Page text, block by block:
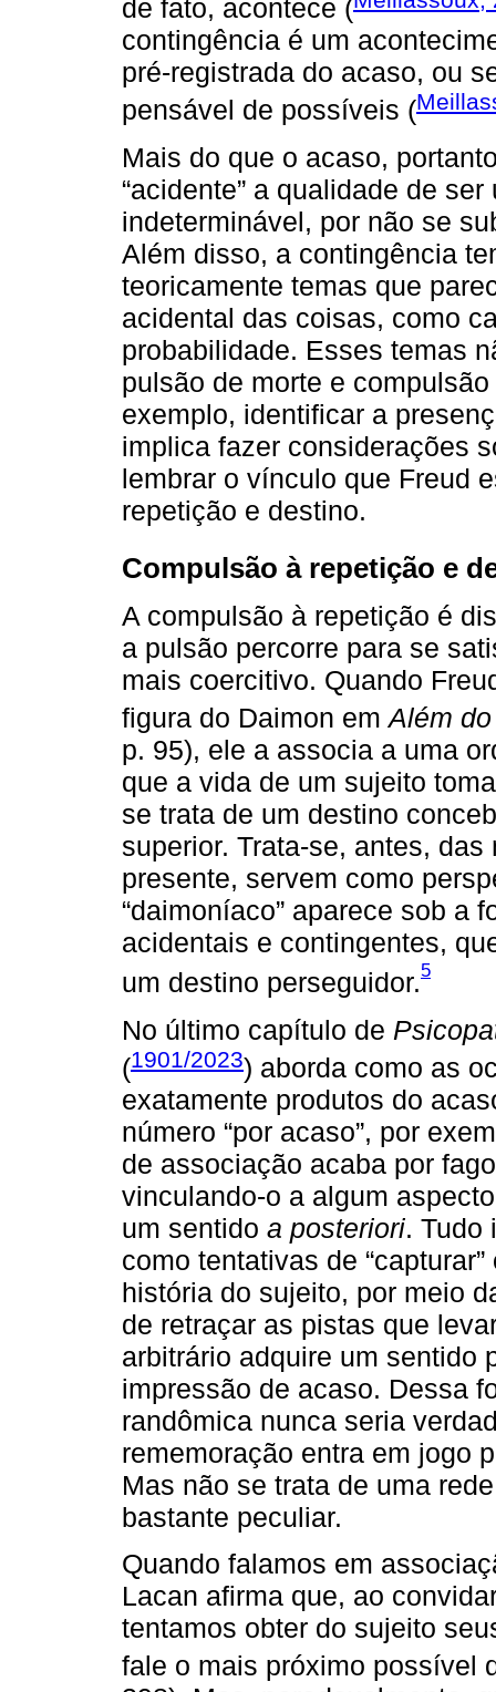
de fato, acontece (
contingência é um
pré-registrada do acaso, ou
pensável de possíveis (
Mais do que o acaso,
“acidente” a qualidade de
indeterminável, por não se
Além disso, a contingência
teoricamente temas que
acidental das coisas, como
probabilidade. Esses temas
pulsão de morte e
exemplo, identificar a
implica fazer considerações
lembrar o vínculo que Freud
repetição e destino.
Compulsão à repetição e
A compulsão à repetição é
a pulsão percorre para se
mais coercitivo. Quando
figura do Daimon emAlém
p. 95), ele a associa a uma
que a vida de um sujeito
se trata de um destino
superior. Trata-se, antes,
presente, servem como
“daimoníaco” aparece sob a
acidentais e contingentes,
um destino perseguidor.5
No último capítulo de
(1901/2023) aborda como as
exatamente produtos do
número “por acaso”, por
de associação acaba por
vinculando-o a algum
um sentido a posteriori. Tudo
como tentativas de
história do sujeito, por meio
de retraçar as pistas que
arbitrário adquire um sentido
impressão de acaso. Dessa
randômica nunca seria
rememoração entra em jogo
Mas não se trata de uma
bastante peculiar.
Quando falamos em
Lacan afirma que, ao
tentamos obter do sujeito
fale o mais próximo possível